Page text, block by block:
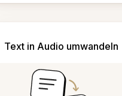
Text in Audio umwandeln